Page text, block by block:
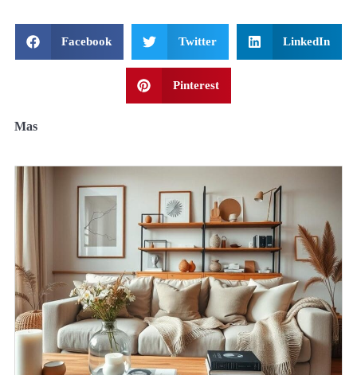
Facebook Twitter LinkedIn
Pinterest
Mas